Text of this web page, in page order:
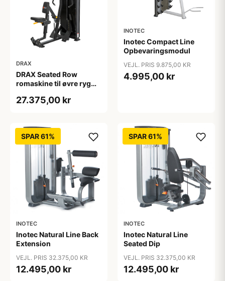
DRAX
DRAX Seated Row
romaskine til øvre ryg
vægtmagasin
27.375,00 kr
INOTEC
Inotec Compact Line
Opbevaringsmodul
VEJL. PRIS 9.875,00 KR
4.995,00 kr
SPAR 61%
INOTEC
Inotec Natural Line Back
Extension
VEJL. PRIS 32.375,00 KR
12.495,00 kr
SPAR 61%
INOTEC
Inotec Natural Line
Seated Dip
VEJL. PRIS 32.375,00 KR
12.495,00 kr